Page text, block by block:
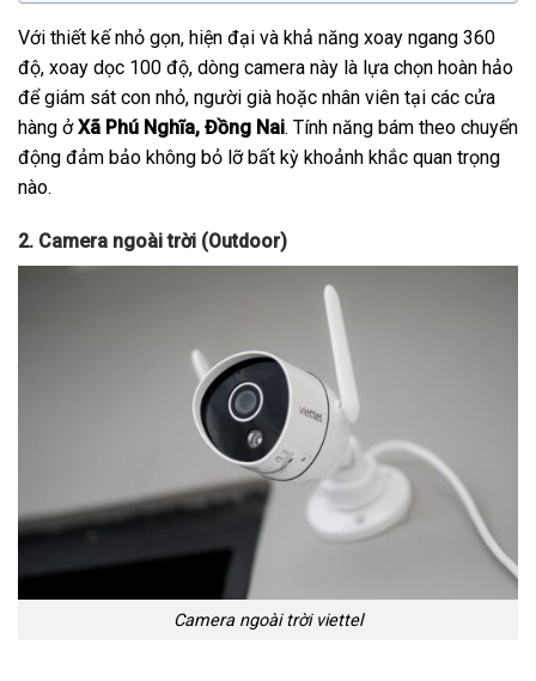
Với thiết kế nhỏ gọn, hiện đại và khả năng xoay ngang 360
độ, xoay dọc 100 độ, dòng camera này là lựa chọn hoàn hảo
để giám sát con nhỏ, người già hoặc nhân viên tại các cửa
hàng ởXã Phú Nghĩa, Đồng Nai. Tính năng bám theo chuyển
động đảm bảo không bỏ lỡ bất kỳ khoảnh khắc quan trọng
nào.
2. Camera ngoài trời (Outdoor)
Camera ngoài trời viettel